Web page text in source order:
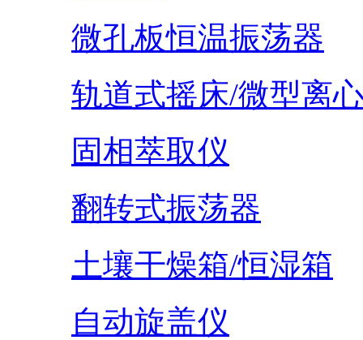
微孔板恒温振荡器
轨道式摇床/微型离
固相萃取仪
翻转式振荡器
土壤干燥箱/恒湿箱
自动旋盖仪